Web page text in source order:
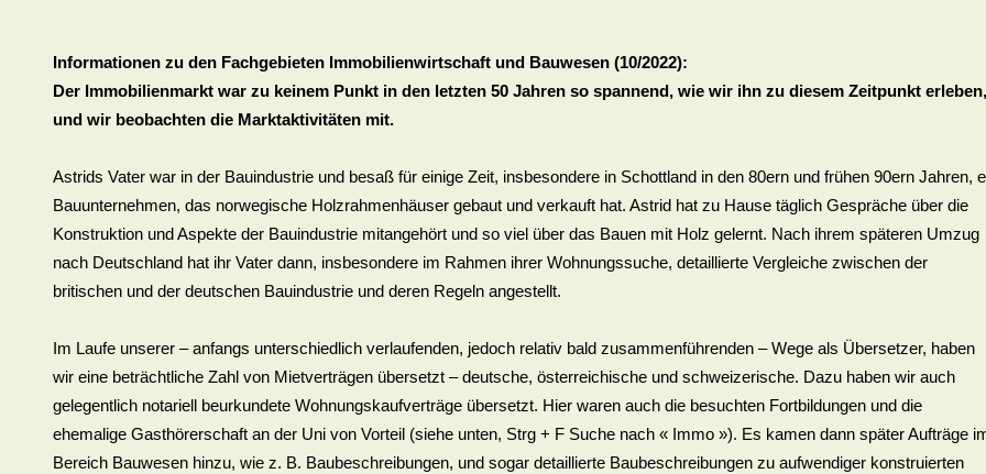
Informationen zu den Fachgebieten Immobilienwirtschaft und Bauwesen (10/2022):
Der Immobilienmarkt war zu keinem Punkt in den letzten 50 Jahren so spannend, wie wir ihn zu diesem Zeitpunkt erleben,
und wir beobachten die Marktaktivitäten mit.
Astrids Vater war in der Bauindustrie und besaß für einige Zeit, insbesondere in Schottland in den 80ern und frühen 90ern Jahren,
Bauunternehmen, das norwegische Holzrahmenhäuser gebaut und verkauft hat. Astrid hat zu Hause täglich Gespräche über die
Konstruktion und Aspekte der Bauindustrie mitangehört und so viel über das Bauen mit Holz gelernt. Nach ihrem späteren Umzug
nach Deutschland hat ihr Vater dann, insbesondere im Rahmen ihrer Wohnungssuche, detaillierte Vergleiche zwischen der
britischen und der deutschen Bauindustrie und deren Regeln angestellt.
Im Laufe unserer – anfangs unterschiedlich verlaufenden, jedoch relativ bald zusammenführenden – Wege als Übersetzer, haben
wir eine beträchtliche Zahl von Mietverträgen übersetzt – deutsche, österreichische und schweizerische. Dazu haben wir auch
gelegentlich notariell beurkundete Wohnungskaufverträge übersetzt. Hier waren auch die besuchten Fortbildungen und die
ehemalige Gasthörerschaft an der Uni von Vorteil (siehe unten, Strg + F Suche nach « Immo »). Es kamen dann später Aufträge
Bereich Bauwesen hinzu, wie z. B. Baubeschreibungen, und sogar detaillierte Baubeschreibungen zu aufwendiger konstruierten